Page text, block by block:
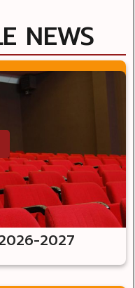
NEWS
2027